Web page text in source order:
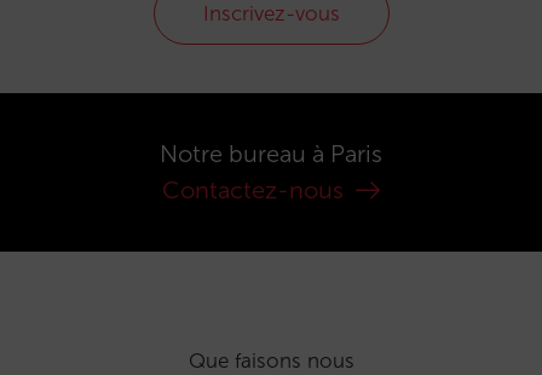
Inscrivez-vous
Notre bureau à Paris
Contactez-nous
Que faisons nous